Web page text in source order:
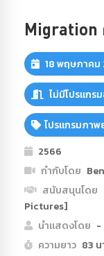
Migration
18 พฤษภาคม
ไม่มีโปรแกร
โปรแกรมภา
2566
กำกับโดย
สนับสนุนโดย
Pictures]
นำแสดงโดย -
ความยาว 83